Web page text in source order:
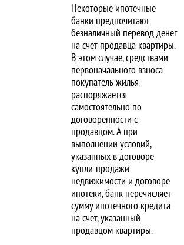
Некоторые ипотечные
банки предпочитают
безналичный перевод денег
на счет продавца квартиры.
В этом случае, средствами
первоначального взноса
покупатель жилья
распоряжается
самостоятельно по
договоренности с
продавцом. А при
выполнении условий,
указанных в договоре
купли-продажи
недвижимости и договоре
ипотеки, банк перечисляет
сумму ипотечного кредита
на счет, указанный
продавцом квартиры.